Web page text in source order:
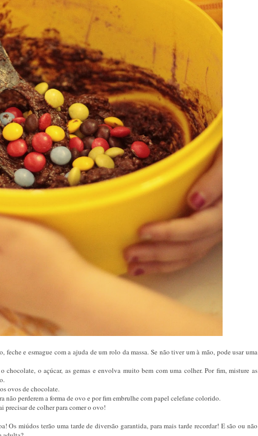
e esmague com a ajuda de um rolo da massa. Se não tiver um à mão, pode usar uma
chocolate, o açúcar, as gemas e envolva muito bem com uma colher. Por fim, misture as
ovos de chocolate.
perderem a forma de ovo e por fim embrulhe com papel celefane colorido.
precisar de colher para comer o ovo!
Os miúdos terão uma tarde de diversão garantida, para mais tarde recordar! E são ou não